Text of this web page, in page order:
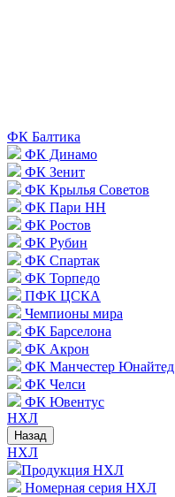
ФК Балтика
ФК Динамо
ФК Зенит
ФК Крылья Советов
ФК Пари НН
ФК Ростов
ФК Рубин
ФК Спартак
ФК Торпедо
ПФК ЦСКА
Чемпионы мира
ФК Барселона
ФК Акрон
ФК Манчестер Юнайтед
ФК Челси
ФК Ювентус
НХЛ
Назад
НХЛ
Продукция НХЛ
Номерная серия НХЛ